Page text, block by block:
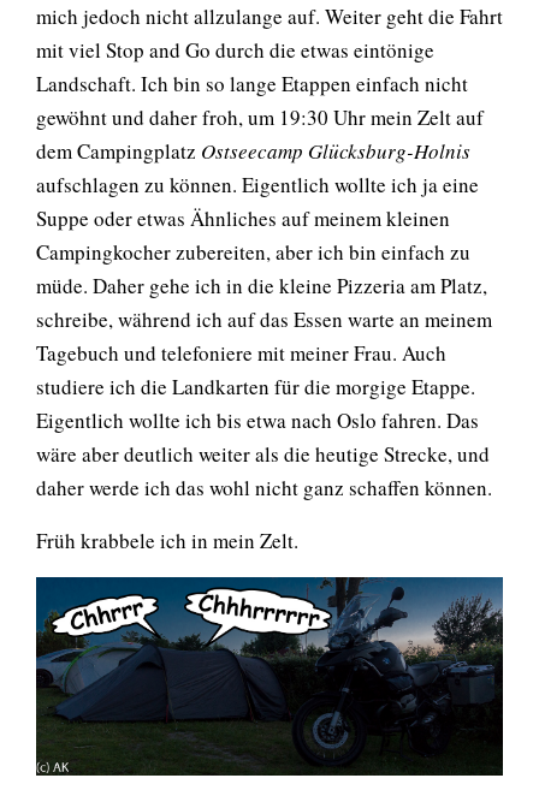
mich jedoch nicht allzulange auf. Weiter geht die Fahrt
mit viel Stop and Go durch die etwas eintönige
Landschaft. Ich bin so lange Etappen einfach nicht
gewöhnt und daher froh, um 19:30 Uhr mein Zelt auf
dem Campingplatz Ostseecamp Glücksburg-Holnis
aufschlagen zu können. Eigentlich wollte ich ja eine
Suppe oder etwas Ähnliches auf meinem kleinen
Campingkocher zubereiten, aber ich bin einfach zu
müde. Daher gehe ich in die kleine Pizzeria am Platz,
schreibe, während ich auf das Essen warte an meinem
Tagebuch und telefoniere mit meiner Frau. Auch
studiere ich die Landkarten für die morgige Etappe.
Eigentlich wollte ich bis etwa nach Oslo fahren. Das
wäre aber deutlich weiter als die heutige Strecke, und
daher werde ich das wohl nicht ganz schaffen können.
Früh krabbele ich in mein Zelt.